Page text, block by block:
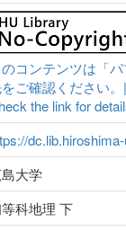
のコンテンツは「
ご確認ください
the link for
大学
科地理 下